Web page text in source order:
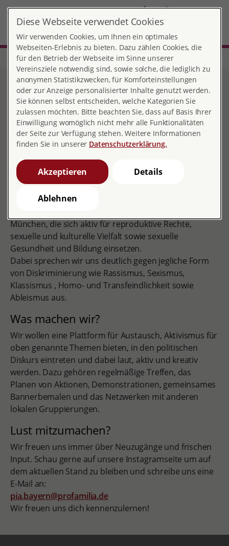
DE
Start Bayern Ortsverband München Pia - pro familia in action
Pia - pro familia in action
Pia München
Wer sind wir?
Hey! Wir sind die Münchener Netzwerkgruppe
profamilia in action- kurz Pia.
Wir sind ein queer feministischer Zusammenschluss
München, die sich aktiv für reproduktive Rechte,
sexuelle und kulturelle Vielfalt sowie sexuelle
Gesundheit und Bildung einsetzen.
Dabei sprechen wir uns deutlich gegen jegliche Form
von Diskriminierung wie Rassismus, Sexismus,
Klassismus , Homo- und Transfeindlichkeit sowie
Ableismus aus.
Was machen wir?
Wir wollen eine Plattform für Austausch, Aktivismus für
oben genannte Themen bieten, in den politischen
Diskurs eintreten und dabei laut, aktiv und kreativ
werden. Dazu gehören regelmäßige Treffen, das
Planen von Aktionen, Demonstrationen, gemeinsames
Bannerbemalen und das Netzwerken mit anderen
lokalen Gruppierungen.
Lust mitzumachen?
Wir freuen uns immer über Neuzugänge und frischen
Input. Schau gerne auf unsere Instagramseite um auf
dem aktuellen Stand zu bleiben und schreibe uns eine
E-Mail an:
pia.bayern@profamilia.de
Wir freuen uns dich kennenzulernen!
Diese Webseite verwendet Cookies
Wir verwenden Cookies, um Ihnen ein optimales
Webseiten-Erlebnis zu bieten. Dazu zählen Cookies, die
für den Betrieb der Webseite im Sinne unserer
Vereinsziele notwendig sind, sowie solche, die lediglich zu
anonymen Statistikzwecken, für Komforteinstellungen
oder zur Anzeige personalisierter Inhalte genutzt werden.
Sie können selbst entscheiden, welche Kategorien Sie
zulassen möchten. Bitte beachten Sie, dass auf Basis Ihrer
Einwilligung womöglich nicht mehr alle Funktionalitäten
der Seite zur Verfügung stehen. Weitere Informationen
finden Sie in unserer Datenschutzerklärung.
Akzeptieren Details
Ablehnen